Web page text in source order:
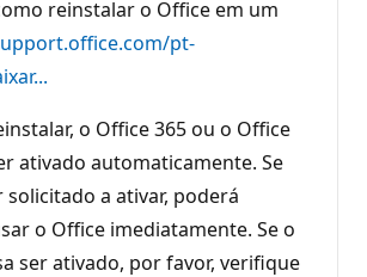
reinstalar o Office em um
pt-
o Office 365 ou o Office
ativado automaticamente. Se
solicitado a ativar, poderá
o Office imediatamente. Se o
ser ativado, por favor, verifique